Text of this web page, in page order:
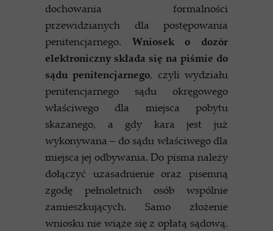
dochowania formalności
przewidzianych dla postępowania
penitencjarnego. Wniosek o dozór
elektroniczny składa się na piśmie do
sądu penitencjarnego, czyli wydziału
penitencjarnego sądu okręgowego
właściwego dla miejsca pobytu
skazanego, a gdy kara jest już
wykonywana – do sądu właściwego dla
miejsca jej odbywania. Do pisma należy
dołączyć uzasadnienie oraz pisemną
zgodę pełnoletnich osób wspólnie
zamieszkujących. Samo złożenie
wniosku nie wiąże się z opłatą sądową.